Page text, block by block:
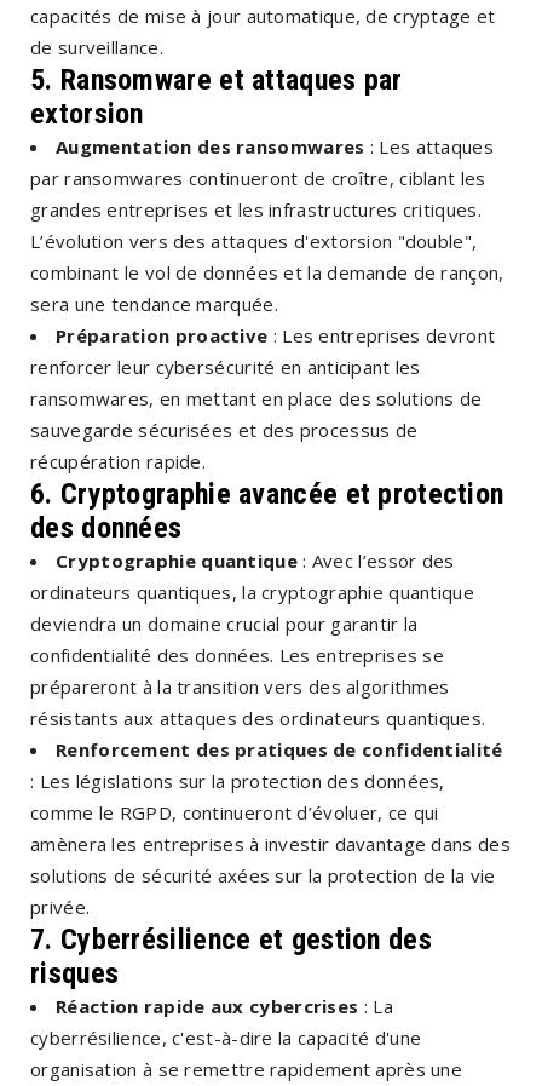
capacités de mise à jour automatique, de cryptage et
de surveillance.
5. Ransomware et attaques par
extorsion
Augmentation des ransomwares : Les attaques
par ransomwares continueront de croître, ciblant les
grandes entreprises et les infrastructures critiques.
L’évolution vers des attaques d'extorsion "double",
combinant le vol de données et la demande de rançon,
sera une tendance marquée.
Préparation proactive : Les entreprises devront
renforcer leur cybersécurité en anticipant les
ransomwares, en mettant en place des solutions de
sauvegarde sécurisées et des processus de
récupération rapide.
6. Cryptographie avancée et protection
des données
Cryptographie quantique: Avec l’essor des
ordinateurs quantiques, la cryptographie quantique
deviendra un domaine crucial pour garantir la
confidentialité des données. Les entreprises se
prépareront à la transition vers des algorithmes
résistants aux attaques des ordinateurs quantiques.
Renforcement des pratiques de confidentialité
: Les législations sur la protection des données,
comme le RGPD, continueront d’évoluer, ce qui
amènera les entreprises à investir davantage dans des
solutions de sécurité axées sur la protection de la vie
privée.
7. Cyberrésilience et gestion des
risques
Réaction rapide aux cybercrises : La
cyberrésilience, c'est-à-dire la capacité d'une
organisation à se remettre rapidement après une